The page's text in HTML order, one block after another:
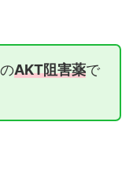
AKT阻害薬で